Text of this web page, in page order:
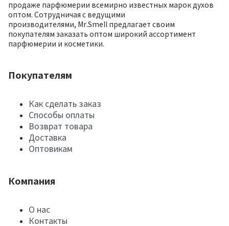
продаже парфюмерии всемирно известных марок духов
оптом. Сотрудничая с ведущими
производителями, Mr.Smell предлагает своим
покупателям заказать оптом широкий ассортимент
парфюмерии и косметики.
Покупателям
Как сделать заказ
Способы оплаты
Возврат товара
Доставка
Оптовикам
Компания
О нас
Контакты